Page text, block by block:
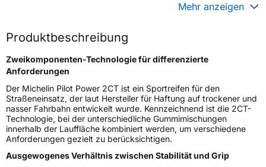
Fahrzeugtyp
Verwendung
Sommerreifen
Modellname
Reifenposition
Rear
Motorradtyp
Sport
Weitere Eigenschaften
Schlauchtyp
TL
Mehr anzeigen
Produktbeschreibung
Zweikomponenten-Technologie für differenzierte
Anforderungen
Der Michelin Pilot Power 2CT ist ein Sportreifen für den
Straßeneinsatz, der laut Hersteller für Haftung auf trockener und
nasser Fahrbahn entwickelt wurde. Kennzeichnend ist die 2CT-
Technologie, bei der unterschiedliche Gummimischungen
innerhalb der Lauffläche kombiniert werden, um verschiedene
Anforderungen gezielt zu berücksichtigen.
Ausgewogenes Verhältnis zwischen Stabilität und Grip